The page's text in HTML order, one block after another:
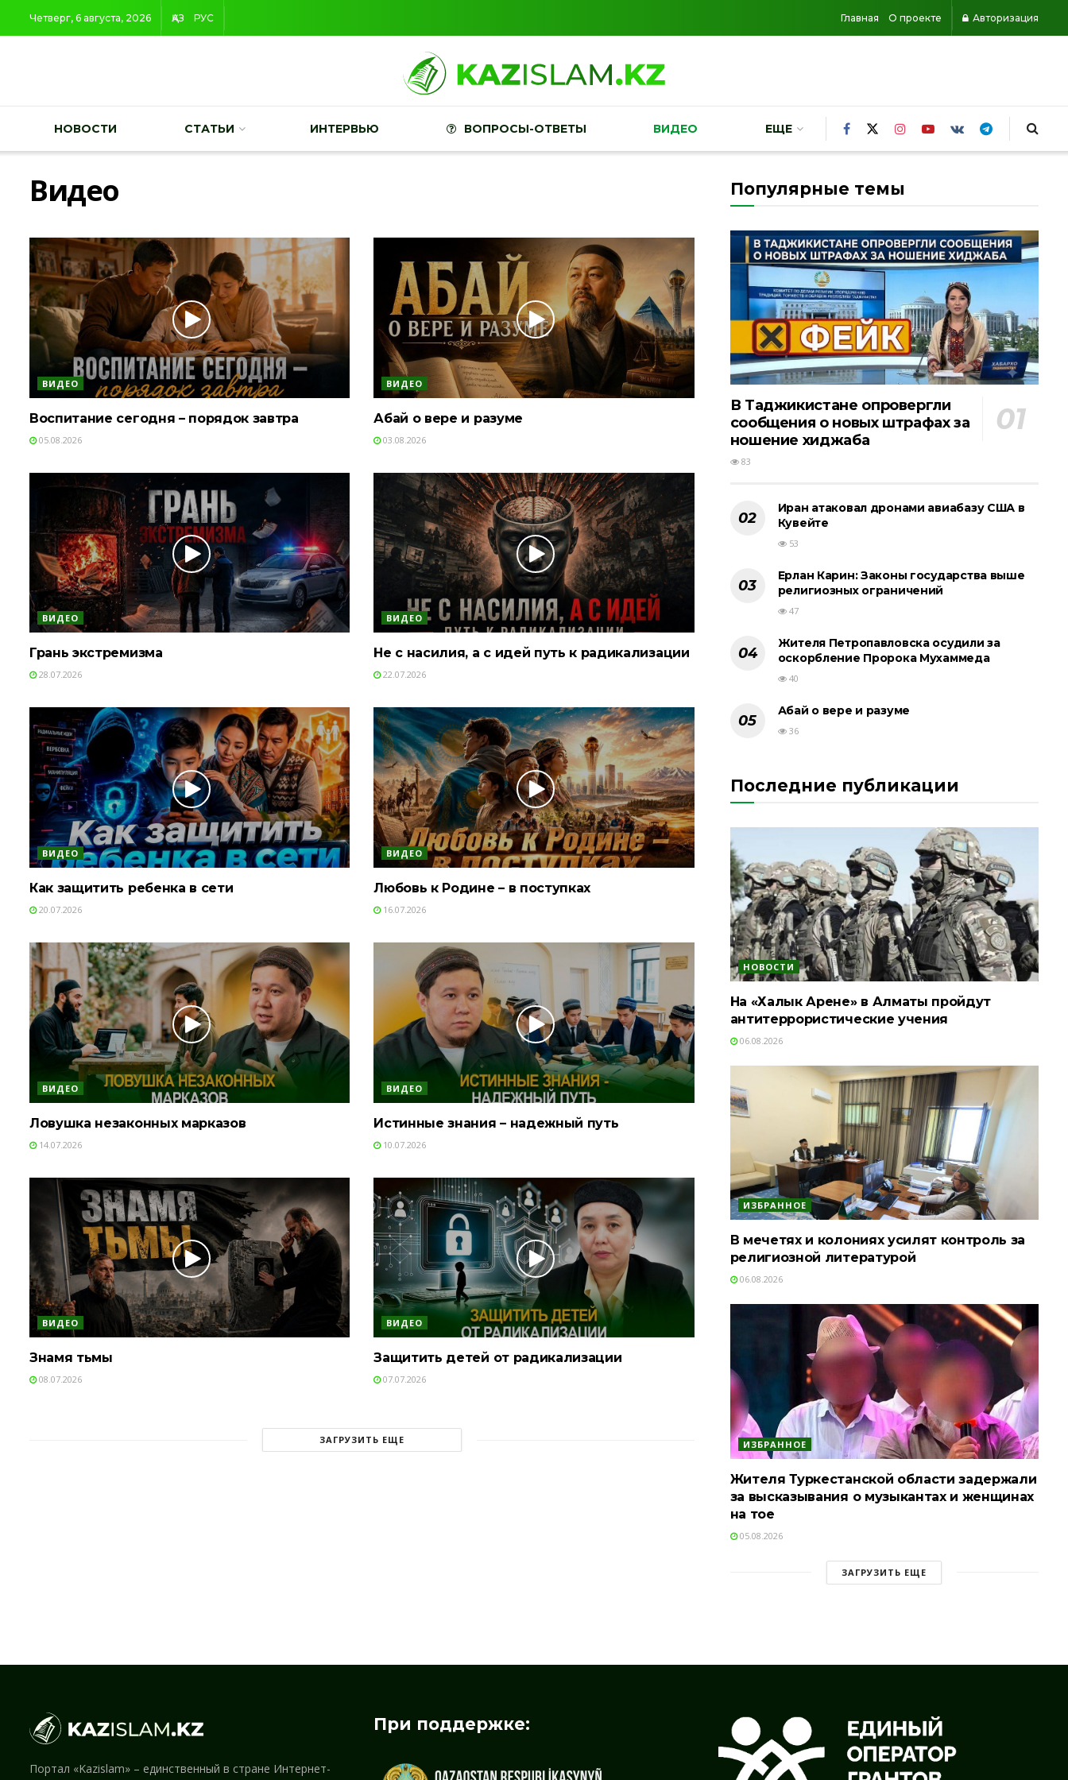
Четверг, 6 августа, 2026 ҚАЗ РУС Главная О проекте Авторизация
НОВОСТИ СТАТЬИ ИНТЕРВЬЮ ВОПРОСЫ-ОТВЕТЫ ВИДЕО ЕЩЕ
Видео
ВИДЕО
Воспитание сегодня – порядок завтра
05.08.2026
ВИДЕО
Абай о вере и разуме
03.08.2026
ВИДЕО
Грань экстремизма
28.07.2026
ВИДЕО
Не с насилия, а с идей путь к радикализации
22.07.2026
ВИДЕО
Как защитить ребенка в сети
20.07.2026
ВИДЕО
Любовь к Родине – в поступках
16.07.2026
ВИДЕО
Ловушка незаконных марказов
14.07.2026
ВИДЕО
Истинные знания – надежный путь
10.07.2026
ВИДЕО
Знамя тьмы
08.07.2026
ВИДЕО
Защитить детей от радикализации
07.07.2026
ЗАГРУЗИТЬ ЕЩЕ
Популярные темы
В Таджикистане опровергли
сообщения о новых штрафах за
ношение хиджаба
83
Иран атаковал дронами авиабазу США в
Кувейте
53
Ерлан Карин: Законы государства выше
религиозных ограничений
47
Жителя Петропавловска осудили за
оскорбление Пророка Мухаммеда
40
Абай о вере и разуме
36
Последние публикации
НОВОСТИ
На «Халык Арене» в Алматы пройдут
антитеррористические учения
06.08.2026
ИЗБРАННОЕ
В мечетях и колониях усилят контроль за
религиозной литературой
06.08.2026
ИЗБРАННОЕ
Жителя Туркестанской области задержали
за высказывания о музыкантах и женщинах
на тое
05.08.2026
ЗАГРУЗИТЬ ЕЩЕ
Портал «Kazislam» – единственный в стране Интернет-
При поддержке: